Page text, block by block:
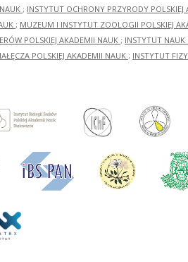
; INSTYTUT OCHRONY PRZYRODY POLSKIEJ
; MUZEUM I INSTYTUT ZOOLOGII POLSKIEJ
POLSKIEJ AKADEMII NAUK ; INSTYTUT NAUK
POLSKIEJ AKADEMII NAUK ; INSTYTUT